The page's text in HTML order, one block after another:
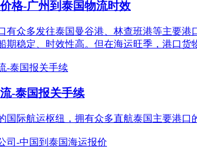
格​-广州到泰国物流时效​
有众多发往泰国曼谷港、林查班港等主要
期稳定、时效性高。但在海运旺季，港口
​-泰国报关手续
国际航运枢纽，拥有众多直航泰国主要港口